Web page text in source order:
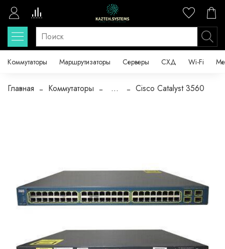
Коммутаторы Маршрутизаторы Серверы СХД Wi-Fi
Главная Коммутаторы ... Cisco Catalyst 3560